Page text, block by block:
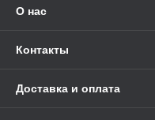
О нас
Контакты
Доставка и оплата